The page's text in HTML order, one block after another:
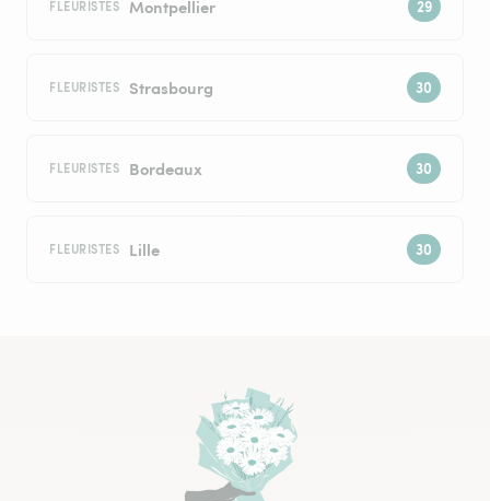
FLEURISTES Montpellier
FLEURISTES Strasbourg
FLEURISTES Bordeaux
FLEURISTES Lille